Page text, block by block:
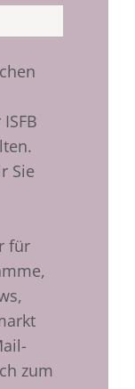
Sie
für
zum